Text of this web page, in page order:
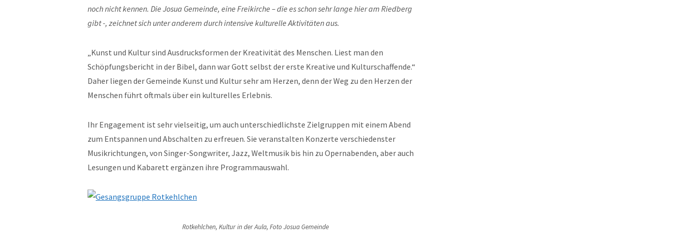
noch nicht kennen. Die Josua Gemeinde, eine Freikirche – die es schon sehr lange hier am Riedberg
gibt -, zeichnet sich unter anderem durch intensive kulturelle Aktivitäten aus.
„Kunst und Kultur sind Ausdrucksformen der Kreativität des Menschen. Liest man den
Schöpfungsbericht in der Bibel, dann war Gott selbst der erste Kreative und Kulturschaffende.“
Daher liegen der Gemeinde Kunst und Kultur sehr am Herzen, denn der Weg zu den Herzen der
Menschen führt oftmals über ein kulturelles Erlebnis.
Ihr Engagement ist sehr vielseitig, um auch unterschiedlichste Zielgruppen mit einem Abend
zum Entspannen und Abschalten zu erfreuen. Sie veranstalten Konzerte verschiedenster
Musikrichtungen, von Singer-Songwriter, Jazz, Weltmusik bis hin zu Opernabenden, aber auch
Lesungen und Kabarett ergänzen ihre Programmauswahl.
Rotkehlchen, Kultur in der Aula, Foto Josua Gemeinde